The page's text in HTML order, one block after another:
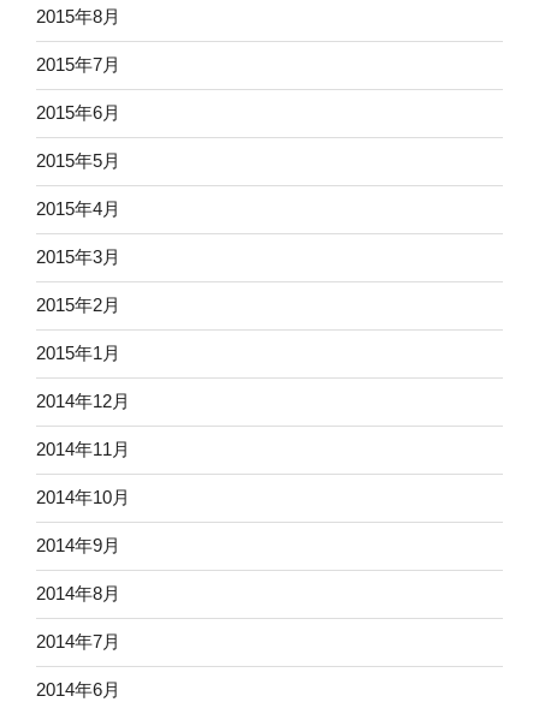
2015年8月
2015年7月
2015年6月
2015年5月
2015年4月
2015年3月
2015年2月
2015年1月
2014年12月
2014年11月
2014年10月
2014年9月
2014年8月
2014年7月
2014年6月